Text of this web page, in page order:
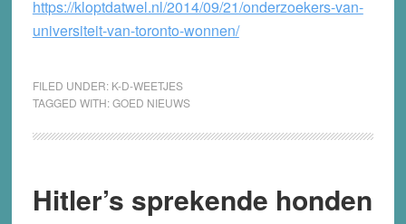
https://kloptdatwel.nl/2014/09/21/onderzoekers-van-
universiteit-van-toronto-wonnen/
FILED UNDER: K-D-WEETJES
TAGGED WITH:GOED NIEUWS
Hitler’s sprekende honden